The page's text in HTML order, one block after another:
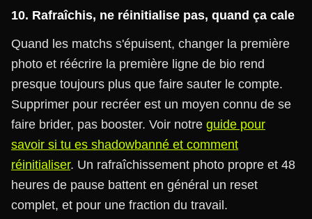
10. Rafraîchis, ne réinitialise pas, quand ça cale
Quand les matchs s'épuisent, changer la première
photo et réécrire la première ligne de bio rend
presque toujours plus que faire sauter le compte.
Supprimer pour recréer est un moyen connu de se
faire brider, pas booster. Voir notre guide pour
savoir si tu es shadowbanné et comment
réinitialiser. Un rafraîchissement photo propre et 48
heures de pause battent en général un reset
complet, et pour une fraction du travail.